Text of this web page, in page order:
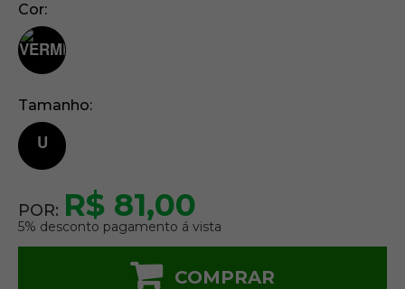
Cor
Tamanho
U
POR: R$ 81,00
5% desconto pagamento á vista
COMPRAR